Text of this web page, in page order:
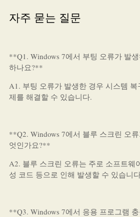
자주 묻는 질문
**Q1. Windows 7에서 부팅 오류가 발
하나요?**
A1. 부팅 오류가 발생한 경우 시스템
제를 해결할 수 있습니다.
**Q2. Windows 7에서 블루 스크린 오
엇인가요?**
A2. 블루 스크린 오류는 주로 소프트웨
성 코드 등으로 인해 발생할 수 있습니
**Q3. Windows 7에서 응용 프로그램